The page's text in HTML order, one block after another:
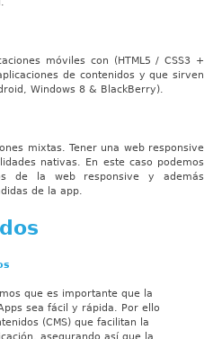
móviles con (HTML5 / CSS3 +
de contenidos y que sirven
Windows 8 & BlackBerry).
mixtas. Tener una web responsive
nativas. En este caso podemos
de la web responsive y además
de la app.
que es importante que la
sea fácil y rápida. Por ello
(CMS) que facilitan la